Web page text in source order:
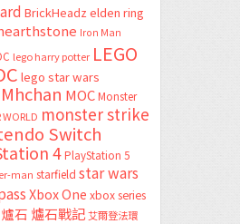
BrickHeadz elden ring
Iron Man
lego harry potter LEGO
lego star wars
Mhchan MOC Monster
WORLD monster strike
Switch
4 PlayStation 5
man starfield star wars
Xbox One xbox series
爐石 爐石戰記艾爾登法環